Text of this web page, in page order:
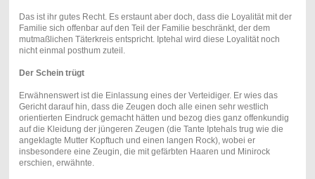
Das ist ihr gutes Recht. Es erstaunt aber doch, dass die Loyalität mit der
Familie sich offenbar auf den Teil der Familie beschränkt, der dem
mutmaßlichen Täterkreis entspricht. Iptehal wird diese Loyalität noch
nicht einmal posthum zuteil.
Der Schein trügt
Erwähnenswert ist die Einlassung eines der Verteidiger. Er wies das
Gericht darauf hin, dass die Zeugen doch alle einen sehr westlich
orientierten Eindruck gemacht hätten und bezog dies ganz offenkundig
auf die Kleidung der jüngeren Zeugen (die Tante Iptehals trug wie die
angeklagte Mutter Kopftuch und einen langen Rock), wobei er
insbesondere eine Zeugin, die mit gefärbten Haaren und Minirock
erschien, erwähnte.